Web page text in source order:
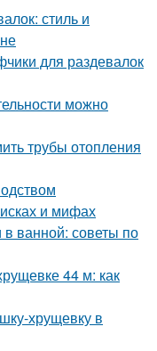
стиль и
для раздевалок
можно
трубы отопления
и мифах
в ванной: советы по
44 м: как
хрущевку в